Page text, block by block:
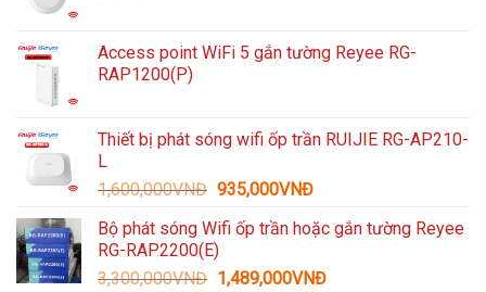
Access point WiFi 5 gắn tường Reyee RG-
RAP1200(P)
Thiết bị phát sóng wifi ốp trần RUIJIE RG-AP210-
L
1,600,000VNĐ Giá
là:
1,600,000VNĐ.
935,000VNĐGiá
tại
935,000VNĐ.
Bộ phát sóng Wifi ốp trần hoặc gắn tường Reyee
RG-RAP2200(E)
3,300,000VNĐ Giá
1,489,000VNĐGiá